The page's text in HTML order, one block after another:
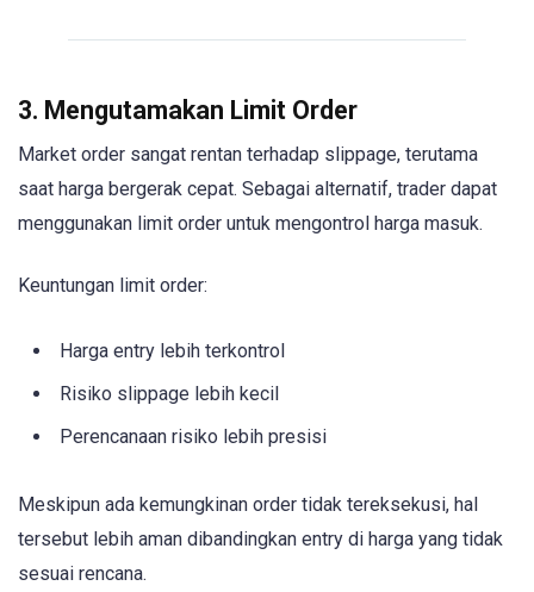
3. Mengutamakan Limit Order
Market order sangat rentan terhadap slippage, terutama
saat harga bergerak cepat. Sebagai alternatif, trader dapat
menggunakan limit order untuk mengontrol harga masuk.
Keuntungan limit order:
Harga entry lebih terkontrol
Risiko slippage lebih kecil
Perencanaan risiko lebih presisi
Meskipun ada kemungkinan order tidak tereksekusi, hal
tersebut lebih aman dibandingkan entry di harga yang tidak
sesuai rencana.